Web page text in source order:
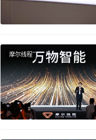
目前，华清远见在全国拥
长过程中起到了不可替代
华清远见多年来重视校企
提供师资/教学/实验室一体
推动高校人才培养，持续激
五、关键词：高薪就业
摩尔线程